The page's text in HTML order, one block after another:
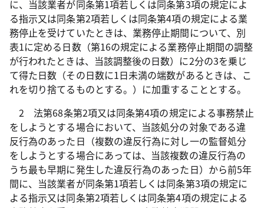
に、当該業者が同条第1項若しくは同条第3項の規定によ
る指示又は同条第2項若しくは同条第4項の規定による業
務停止を受けていたときは、業務停止期間について、別
表1に定める日数（第16の規定による業務停止期間の調整
が行われたときは、当該調整後の日数）に2分の3を乗じ
て得た日数（その日数に1日未満の端数があるときは、こ
れを切り捨てるものとする。）に加重することとする。
2 法第68条第2項又は同条第4項の規定による事務禁止
をしようとする場合において、当該処分の対象である違
反行為のあった日（複数の違反行為に対し一の監督処分
をしようとする場合にあっては、当該複数の違反行為の
うち最も早期に発生した違反行為のあった日）から前5年
間に、当該業者が同条第1項若しくは同条第3項の規定に
よる指示又は同条第2項若しくは同条第4項の規定による